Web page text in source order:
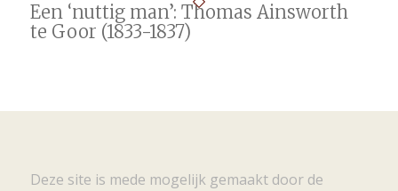
Een ‘nuttig man’: Thomas Ainsworth
te Goor (1833-1837)
Deze site is mede mogelijk gemaakt door de